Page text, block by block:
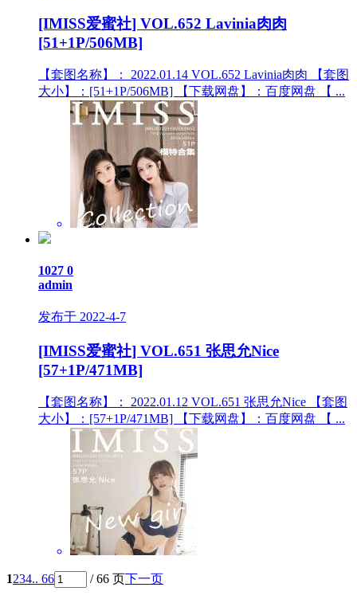
[IMISS爱蜜社] VOL.652 Lavinia肉肉
[51+1P/506MB]
【套图名称】： 2022.01.14 VOL.652 Lavinia肉肉 【套图
大小】：[51+1P/506MB] 【下载网盘】：百度网盘 【 ...
1027 0
admin
发布于 2022-4-7
[IMISS爱蜜社] VOL.651 张思允Nice
[57+1P/471MB]
【套图名称】： 2022.01.12 VOL.651 张思允Nice 【套图
大小】：[57+1P/471MB] 【下载网盘】：百度网盘 【 ...
1234.. 66 / 66 页下一页